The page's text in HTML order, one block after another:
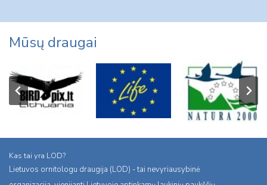
Mūsų draugai
Kas tai yra LOD?
Lietuvos ornitologu draugija (LOD) - tai nevyriausybinė